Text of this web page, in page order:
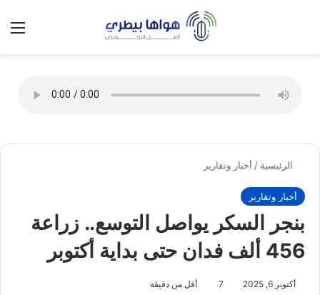
الوضع
الرئيسية / أخبار وتقارير
أخبار وتقارير
بنجر السكر يواصل التوسع.. زراعة
456 ألف فدان حتى بداية أكتوبر
أكتوبر 6, 2025 7 أقل من دقيقة